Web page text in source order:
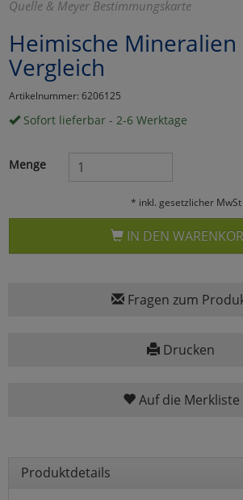
Quelle & Meyer Bestimmungskarte
Heimische Mineralien
Vergleich
Artikelnummer: 6206125
Sofort lieferbar - 2-6 Werktage
Menge
* inkl. gesetzlicher MwSt
IN DEN
Fragen zum
Drucken
Auf die Merkliste
Produktdetails
Umfragetools
zurückzu